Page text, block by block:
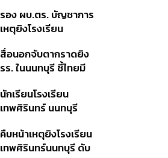
รอง ผบ.ตร. บัญชาการ
เหตุยิงโรงเรียน
ค้นหา 2 รอบยืนยันไร้คน
ติดค้าง พบศพปู่-ย่าที่
สื่อนอกจับตากราดยิง
รร. ในนนทบุรี ชี้ไทยมี
ในระดับต้นของภูมิภาค
นักเรียนโรงเรียน
เทพศิรินทร์ นนทบุรี
ปลอดภัยชั่วคราว หลัง
เหตุใช้อาวุธปืนภายใน
คืบหน้าเหตุยิงโรงเรียน
เทพศิรินทร์นนทบุรี ดับ